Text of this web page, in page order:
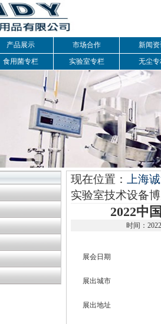
产品展示 市场合作
新闻资
食用菌专栏 实验室专栏 无尘专
现在位置：
上海
实验室技术设备
2022中
时间：
展会日期
展出城市
展出地址